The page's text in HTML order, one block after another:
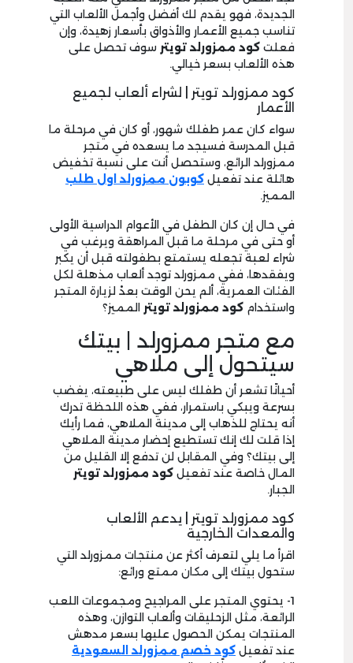
الجديدة، فهو يقدم لك أفضل وأجمل الألعاب التي
تناسب جميع الأعمار والأذواق بأسعار زهيدة، وإن
فعلت كود ممزورلد تويتر سوف تحصل على
هذه الألعاب بسعر خيالي.
كود ممزورلد تويتر | لشراء ألعاب لجميع
الأعمار
سواء كان عمر طفلك شهور، أو كان في مرحلة ما
قبل المدرسة فسيجد ما يسعده في متجر
ممزورلد الرائع، وستحصل أنت على نسبة تخفيض
هائلة عند تفعيل كوبون ممزورلد اول طلب
المميز.
في حال إن كان الطفل في الأعوام الدراسية الأولى
أو حتى في مرحلة ما قبل المراهقة ويرغب في
شراء لعبة تجعله يستمتع بطفولته قبل أن يكبر
ويفقدها، ففي ممزورلد توجد ألعاب مذهلة لكل
الفئات العمرية، ألم يحن الوقت بعدْ لزيارة المتجر
واستخدام كود ممزورلد تويتر المميز؟
مع متجر ممزورلد | بيتك
سيتحول إلى ملاهي
أحيانًا تشعر أن طفلك ليس على طبيعته، يغضب
بسرعة ويبكي باستمرار، ففي هذه اللحظة تدرك
أنه يحتاج للذهاب إلى مدينة الملاهي، فما رأيك
إذا قلت لك إنك تستطيع إحضار مدينة الملاهي
إلى بيتك؟ وفي المقابل لن تدفع إلا القليل من
المال خاصة عند تفعيل كود ممزورلد تويتر
الجبار.
كود ممزورلد تويتر | يدعم الألعاب
والمعدات الخارجية
اقرأ ما يلي لتعرف أكثر عن منتجات ممزورلد التي
ستحول بيتك إلى مكان ممتع ورائع:
1- يحتوي المتجر على المراجيح ومجموعات اللعب
الرائعة، مثل الزحليقات وألعاب التوازن، وهذه
المنتجات يمكن الحصول عليها بسعر مدهش
عند تفعيل كود خصم ممزورلد السعودية